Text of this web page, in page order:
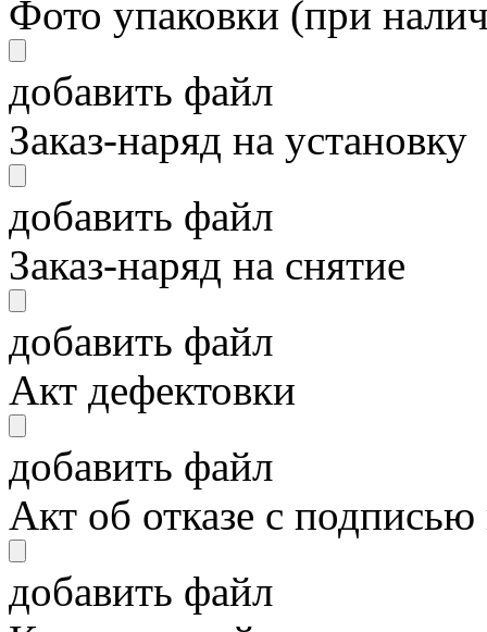
Фото упаковки (при
добавить файл
Заказ-наряд на установку
добавить файл
Заказ-наряд на снятие
добавить файл
Акт дефектовки
добавить файл
Акт об отказе с
добавить файл